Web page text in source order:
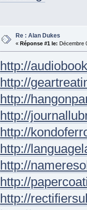
Re : Alan Dukes
« Réponse #1 le: Décembre
http://
http://
http://
http://
http://
http://
http://
http://
http://